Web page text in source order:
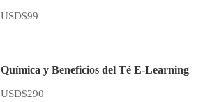
USD$99
Química y Beneficios del Té E-Learning
USD$290